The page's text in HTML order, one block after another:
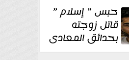
ذهبها في بولاق
حبس ” إسلام ”
قاتل زوجته
بحدائق المعادى
١٥ يوم أخرى